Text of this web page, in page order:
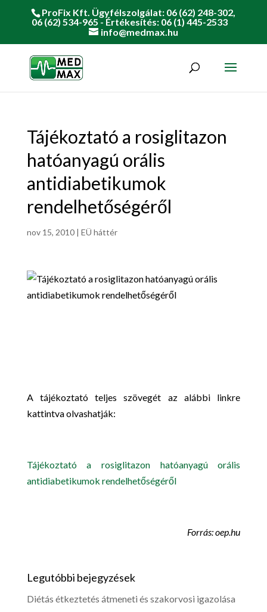
ProFix Kft. Ügyfélszolgálat: 06 (62) 248-302,
06 (62) 534-965 - Értékesítés: 06 (1) 445-2533
info@medmax.hu
Tájékoztató a rosiglitazon
hatóanyagú orális
antidiabetikumok
rendelhetőségéről
nov 15, 2010| EÜ háttér
A tájékoztató teljes szövegét az alábbi linkre
kattintva olvashatják:
Tájékoztató a rosiglitazon hatóanyagú orális
antidiabetikumok rendelhetőségéről
Forrás: oep.hu
Legutóbbi bejegyzések
Diétás étkeztetés átmeneti és szakorvosi igazolása